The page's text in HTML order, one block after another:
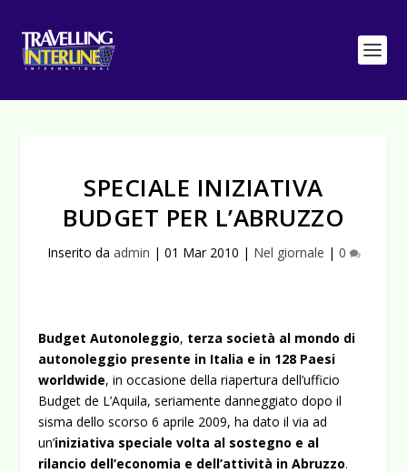
SPECIALE INIZIATIVA
BUDGET PER L’ABRUZZO
Inserito da admin | 01 Mar 2010 | Nel giornale | 0
Budget Autonoleggio, terza società al mondo di
autonoleggio presente in Italia e in 128 Paesi
worldwide, in occasione della riapertura dell’ufficio
Budget de L’Aquila, seriamente danneggiato dopo il
sisma dello scorso 6 aprile 2009, ha dato il via ad
un’iniziativa speciale volta al sostegno e al
rilancio dell’economia e dell’attività in Abruzzo.